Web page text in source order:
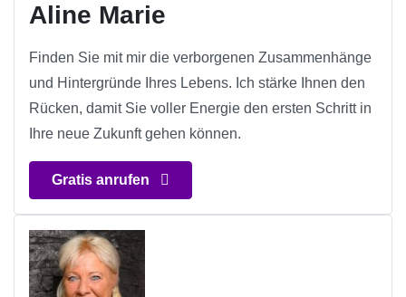
Aline Marie
Finden Sie mit mir die verborgenen Zusammenhänge
und Hintergründe Ihres Lebens. Ich stärke Ihnen den
Rücken, damit Sie voller Energie den ersten Schritt in
Ihre neue Zukunft gehen können.
Gratis anrufen